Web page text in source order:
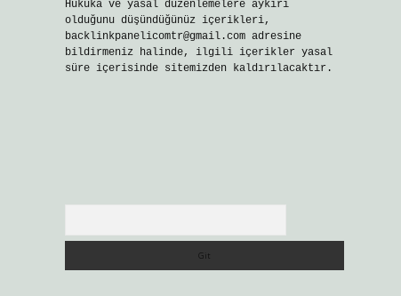
Hukuka ve yasal düzenlemelere aykırı
olduğunu düşündüğünüz içerikleri,
backlinkpanelicomtr@gmail.comadresine
bildirmeniz halinde, ilgili içerikler yasal
süre içerisinde sitemizden kaldırılacaktır.